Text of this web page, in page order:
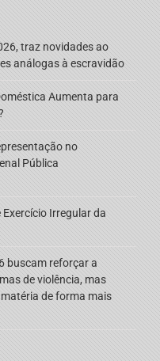
traz novidades ao
análogas à escravidão
Aumenta para
no
Pública
Irregular da
buscam reforçar a
de violência, mas
de forma mais